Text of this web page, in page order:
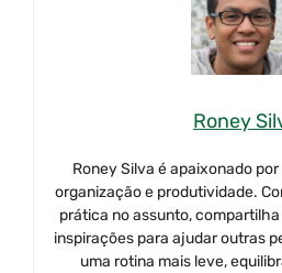
Roney
Roney Silva é apaixonado
organização e produtividade.
prática no assunto,
inspirações para ajudar outras
uma rotina mais leve,